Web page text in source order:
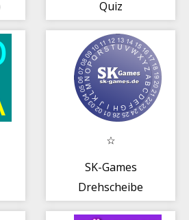
Quiz
SK-Games
Drehscheibe